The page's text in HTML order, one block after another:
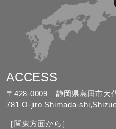
ACCESS
〒428-0009 静岡県島田市大
781 O-jiro Shimada-
［関東方面から］